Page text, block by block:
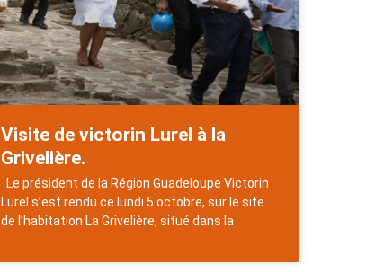
Visite de victorin Lurel à la
Grivelière.
Le président de la Région Guadeloupe Victorin
Lurel s’est rendu ce lundi 5 octobre, sur le site
de l’habitation La Grivelière, situé dans la